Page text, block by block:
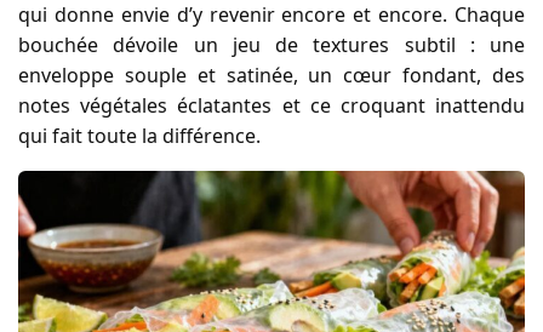
qui donne envie d’y revenir encore et encore. Chaque
bouchée dévoile un jeu de textures subtil : une
enveloppe souple et satinée, un cœur fondant, des
notes végétales éclatantes et ce croquant inattendu
qui fait toute la différence.